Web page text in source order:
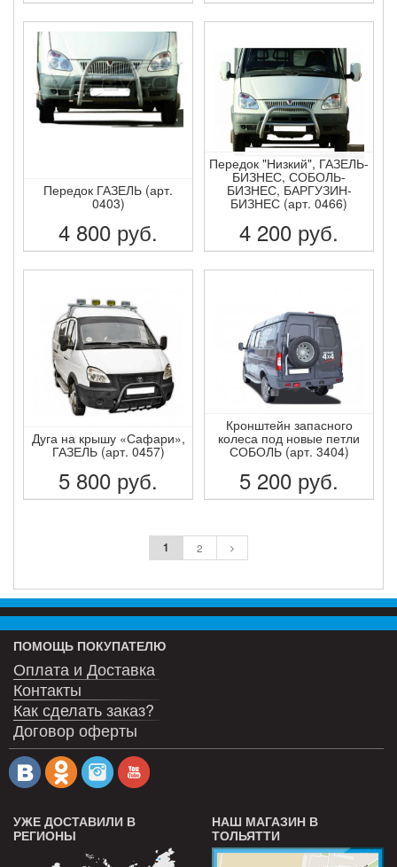
ПОДРОБНЕЕ ПОДРОБНЕЕ
Передок ГАЗЕЛЬ (арт.
0403)
4 800 руб.
ПОДРОБНЕЕ
Передок "Низкий", ГАЗЕЛЬ-
БИЗНЕС, СОБОЛЬ-
БИЗНЕС, БАРГУЗИН-
БИЗНЕС (арт. 0466)
4 200 руб.
ПОДРОБНЕЕ
Дуга на крышу «Сафари»,
ГАЗЕЛЬ (арт. 0457)
5 800 руб.
Кронштейн запасного
колеса под новые петли
СОБОЛЬ (арт. 3404)
5 200 руб.
1 2
ПОМОЩЬ ПОКУПАТЕЛЮ
Оплата и Доставка
Контакты
Как сделать заказ?
Договор оферты
УЖЕ ДОСТАВИЛИ В
РЕГИОНЫ
НАШ МАГАЗИН В
ТОЛЬЯТТИ